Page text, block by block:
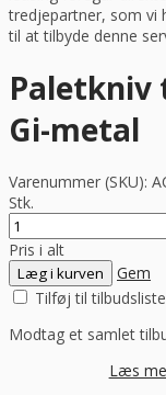
tredjepartner, som vi
til at tilbyde denne
Paletkniv
Gi-metal
Varenummer (SKU):
Stk.
Pris i alt
Læg i kurven
Gem
Tilføj til tilbudsliste
Modtag et samlet
Læs